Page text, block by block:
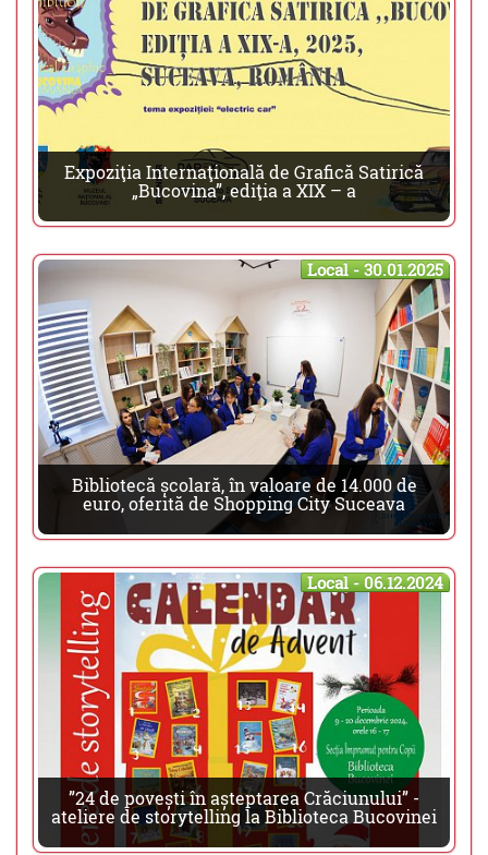
Expoziţia Internaţională de Grafică Satirică
„Bucovina”, ediţia a XIX – a
Local - 30.01.2025
Bibliotecă școlară, în valoare de 14.000 de
euro, oferită de Shopping City Suceava
Local - 06.12.2024
”24 de povești în așteptarea Crăciunului” -
ateliere de storytelling la Biblioteca Bucovinei